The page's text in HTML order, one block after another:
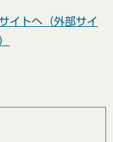
イトへ（外部サイ